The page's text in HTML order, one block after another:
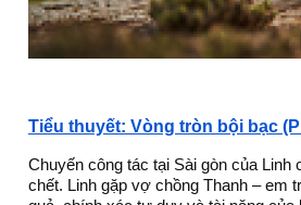
Tiểu thuyết: Vòng tròn bội bạc
Chuyến công tác tại Sài gòn của
chết. Linh gặp vợ chồng Thanh – em